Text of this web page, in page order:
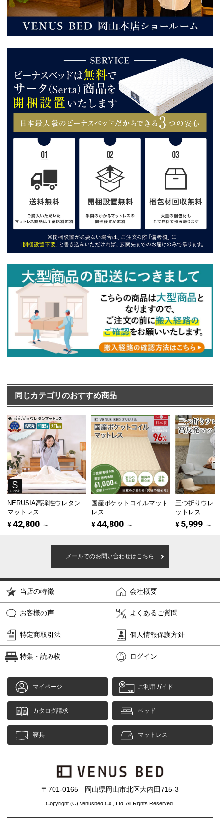
同じカテゴリのおすすめ商品
NERUSIA高弾性ウレタン
マットレス
¥42,800 ～
国産ポケットコイルマット
レス
¥44,800 ～
三つ折りウレ
ットレス
¥ 5,999 ～
メールでのお問い合わせはこちら
当店の特徴 会社概要
お客様の声 よくあるご質問
特定商取引法 個人情報保護方針
特集・読み物 ログイン
マイページ ご利用ガイド
カタログ請求 ベッド
寝具 マットレス
〒701-0165 岡山県岡山市北区大内田715-3
Copyright (C) Venusbed Co., Ltd. All Rights Reserved.